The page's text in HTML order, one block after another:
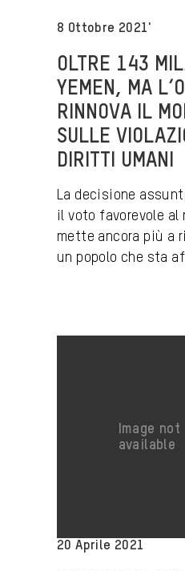
8 Ottobre 2021'
OLTRE 143
YEMEN, MA
RINNOVA IL
SULLE
DIRITTI UMANI
La decisione
il voto favorevole al
mette ancora più a
un popolo che sta
20 Aprile 2021